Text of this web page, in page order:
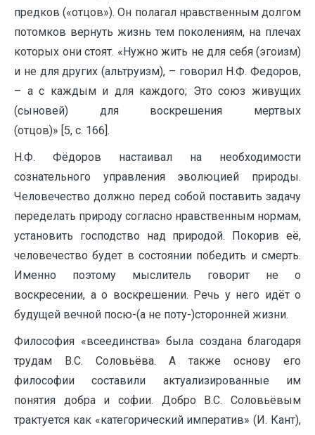
предков («отцов»). Он полагал нравственным долгом
потомков вернуть жизнь тем поколениям, на плечах
которых они стоят. «Нужно жить не для себя (эгоизм)
и не для других (альтруизм), – говорил Н.Ф. Федоров,
– а с каждым и для каждого; Это союз живущих
(сыновей) для воскрешения мертвых
(отцов)» [5, с. 166].
Н.Ф. Фёдоров настаивал на необходимости
сознательного управления эволюцией природы.
Человечество должно перед собой поставить задачу
переделать природу согласно нравственным нормам,
установить господство над природой. Покорив её,
человечество будет в состоянии победить и смерть.
Именно поэтому мыслитель говорит не о
воскресении, а о воскрешении. Речь у него идёт о
будущей вечной посю-(а не поту-)сторонней жизни.
Философия «всеединства» была создана благодаря
трудам В.С. Соловьёва. А также основу его
философии составили актуализированные им
понятия добра и софии. Добро В.С. Соловьёвым
трактуется как «категорический императив» (И. Кант),